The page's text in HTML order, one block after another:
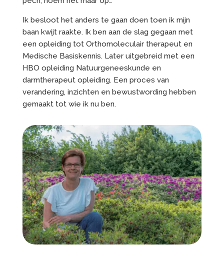
Ik besloot het anders te gaan doen toen ik mijn
baan kwijt raakte. Ik ben aan de slag gegaan met
een opleiding tot Orthomoleculair therapeut en
Medische Basiskennis. Later uitgebreid met een
HBO opleiding Natuurgeneeskunde en
darmtherapeut opleiding. Een proces van
verandering, inzichten en bewustwording hebben
gemaakt tot wie ik nu ben.